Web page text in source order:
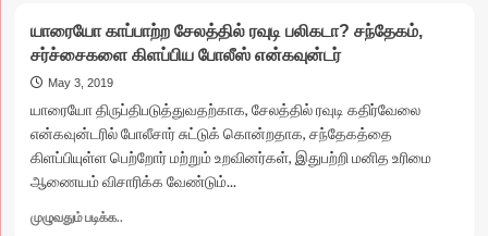
குற்றம்
குற்றமே’
செய்தி
தடைகாலத்தில்
மீன்பிடித்தவர்கள்
மீது
நடவடிக்கை!
யாரையோ காப்பாற்ற சேலத்தில் ரவுடி பலிகடா? சந்தேகம்,
சர்ச்சைகளை கிளப்பிய போலீஸ் என்கவுன்டர்
May 3, 2019
யாரையோ திருப்திபடுத்துவதற்காக, சேலத்தில் ரவுடி கதிர்வேலை
என்கவுன்டரில் போலீசார் சுட்டுக் கொன்றதாக, சந்தேகத்தை
கிளப்பியுள்ள பெற்றோர் மற்றும் உறவினர்கள், இதுபற்றி மனித உரிமை
ஆணையம் விசாரிக்க வேண்டும்...
முழுவதும் படிக்க..